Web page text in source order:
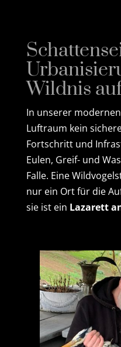
Wildnis
In unserer
Luftraum kein
Fortschritt und
Eulen, Greif- und
Falle. Eine
nur ein Ort für die
sie ist ein Lazarett